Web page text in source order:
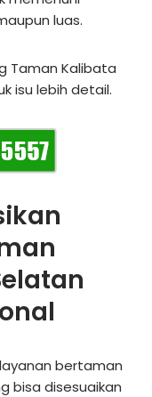
luas.
Taman Kalibata
isu lebih detail.
bertaman
bisa disesuaikan